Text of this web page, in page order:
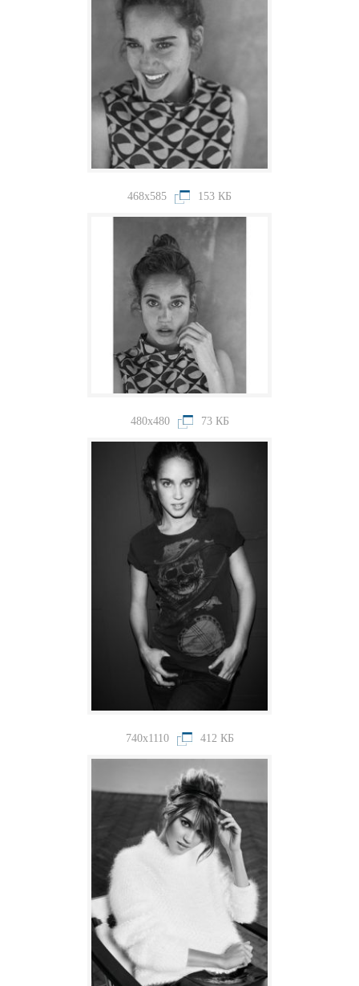
468x585 153 КБ
480x480 73 КБ
740x1110 412 КБ